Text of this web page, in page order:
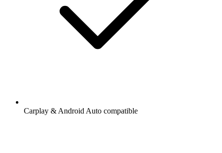
Carplay & Android Auto compatible